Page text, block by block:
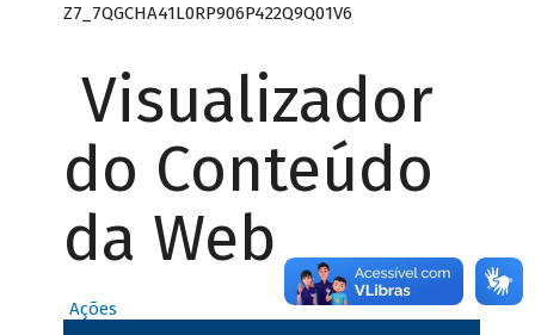
Z7_7QGCHA41L0RP906P422Q9Q01V6
Visualizador
do Conteúdo
da Web
Ações